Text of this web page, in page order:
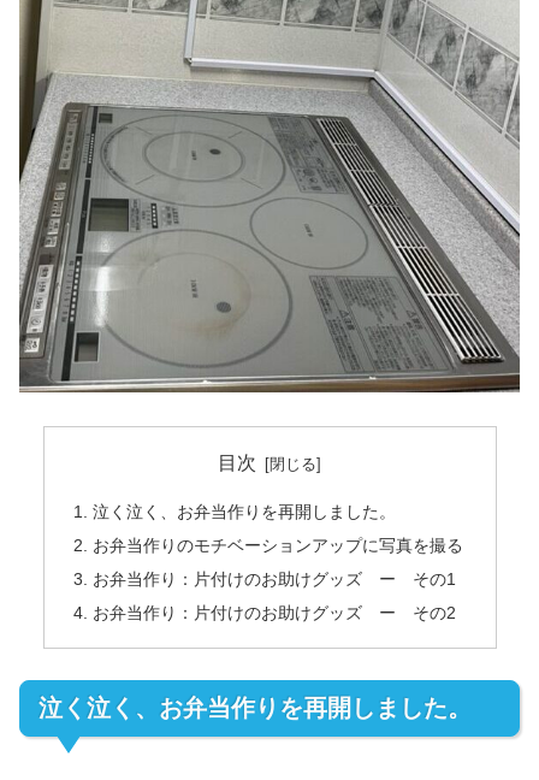
目次
泣く泣く、お弁当作りを再開しました。
お弁当作りのモチベーションアップに写真を撮る
お弁当作り：片付けのお助けグッズ ー その1
お弁当作り：片付けのお助けグッズ ー その2
泣く泣く、お弁当作りを再開しました。